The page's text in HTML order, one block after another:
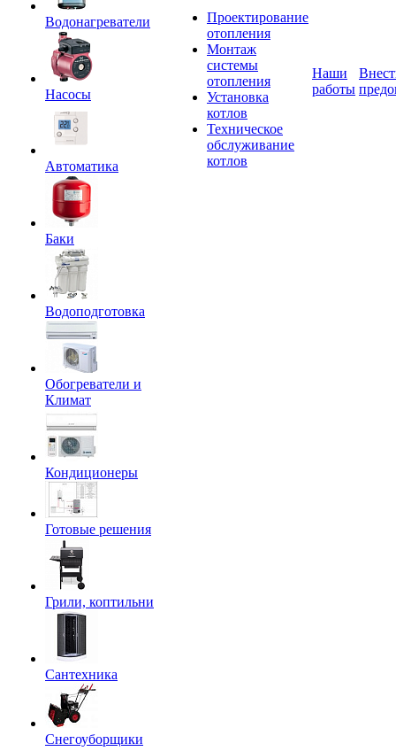
Водонагреватели
Насосы
Автоматика
Баки
Водоподготовка
Обогреватели и
Климат
Кондиционеры
Готовые решения
Грили, коптильни
Сантехника
Снегоуборщики
Проектирование
отопления
Монтаж
системы
отопления
Установка
котлов
Техническое
обслуживание
котлов
Наши
работы